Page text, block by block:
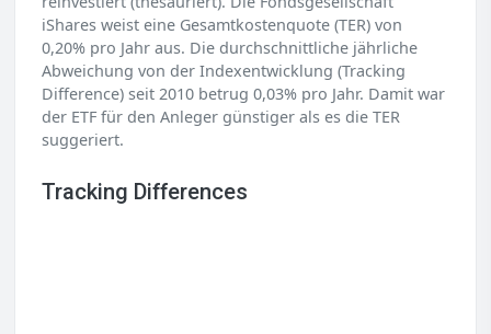
iShares weist eine Gesamtkostenquote (TER) von
0,20% pro Jahr aus. Die durchschnittliche jährliche
Abweichung von der Indexentwicklung (Tracking
Difference) seit 2010 betrug 0,03% pro Jahr. Damit war
der ETF für den Anleger günstiger als es die TER
suggeriert.
Tracking Differences